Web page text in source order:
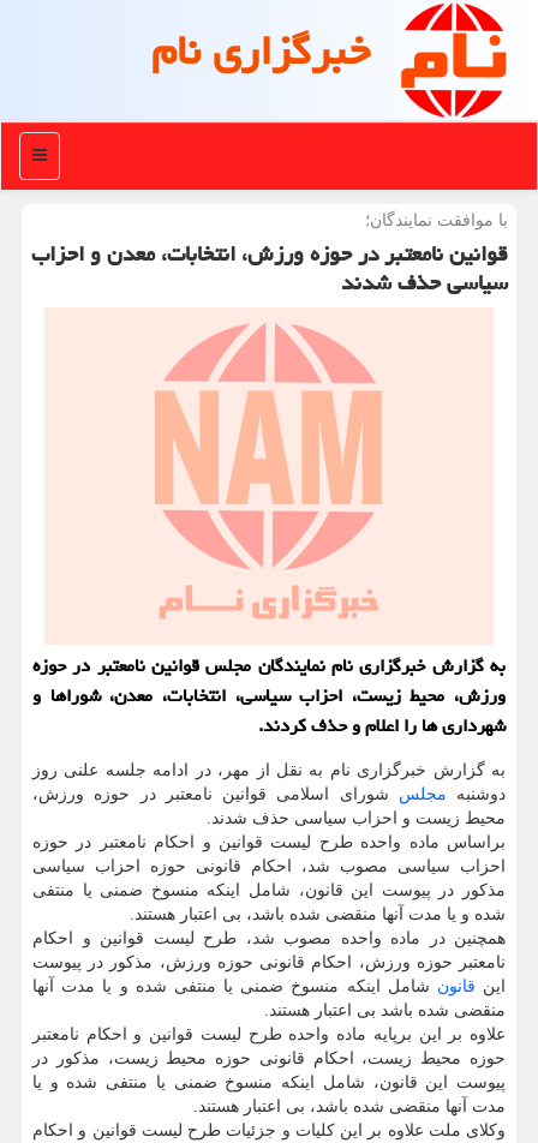
خبرگزاری نام
منو
با موافقت نمایندگان؛
قوانین نامعتبر در حوزه ورزش، انتخابات، معدن و احزاب
سیاسی حذف شدند
به گزارش خبرگزاری نام نمایندگان مجلس قوانین نامعتبر در حوزه
ورزش، محیط زیست، احزاب سیاسی، انتخابات، معدن، شوراها و
شهرداری ها را اعلام و حذف كردند.
به گزارش خبرگزاری نام به نقل از مهر، در ادامه جلسه علنی روز
دوشنبه مجلس شورای اسلامی قوانین نامعتبر در حوزه ورزش،
محیط زیست و احزاب سیاسی حذف شدند.
براساس ماده واحده طرح لیست قوانین و احکام نامعتبر در حوزه
احزاب سیاسی مصوب شد، احکام قانونی حوزه احزاب سیاسی
مذکور در پیوست این قانون، شامل اینکه منسوخ ضمنی یا منتفی
شده و یا مدت آنها منقضی شده باشد، بی اعتبار هستند.
همچنین در ماده واحده مصوب شد، طرح لیست قوانین و احکام
نامعتبر حوزه ورزش، احکام قانونی حوزه ورزش، مذکور در پیوست
این قانون شامل اینکه منسوخ ضمنی یا منتفی شده و یا مدت آنها
منقضی شده باشد بی اعتبار هستند.
علاوه بر این برپایه ماده واحده طرح لیست قوانین و احکام نامعتبر
حوزه محیط زیست، احکام قانونی حوزه محیط زیست، مذکور در
پیوست این قانون، شامل اینکه منسوخ ضمنی یا منتفی شده و یا
مدت آنها منقضی شده باشد، بی اعتبار هستند.
وکلای ملت علاوه بر این کلیات و جزئیات طرح لیست قوانین و احکام